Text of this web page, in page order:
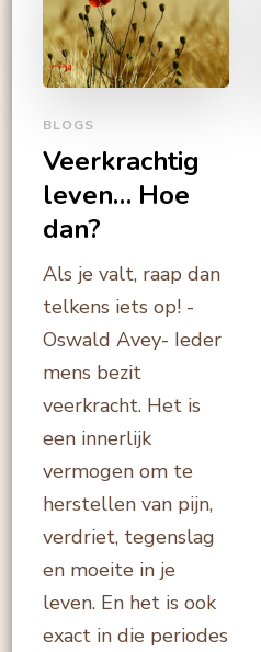
BLOGS
Veerkrachtig
leven… Hoe
dan?
Als je valt, raap dan
telkens iets op! -
Oswald Avey- Ieder
mens bezit
veerkracht. Het is
een innerlijk
vermogen om te
herstellen van pijn,
verdriet, tegenslag
en moeite in je
leven. En het is ook
exact in die periodes